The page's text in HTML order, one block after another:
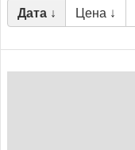
Дата ↓ Цена ↓